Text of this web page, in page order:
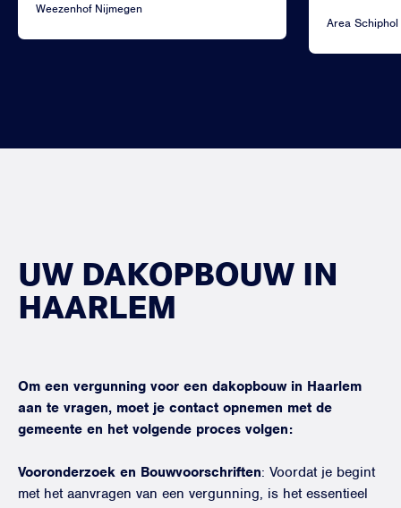
Weezenhof Nijmegen
Area Schiphol
UW DAKOPBOUW IN
HAARLEM
Om een vergunning voor een dakopbouw in Haarlem
aan te vragen, moet je contact opnemen met de
gemeente en het volgende proces volgen:
Vooronderzoek en Bouwvoorschriften: Voordat je begint
met het aanvragen van een vergunning, is het essentieel